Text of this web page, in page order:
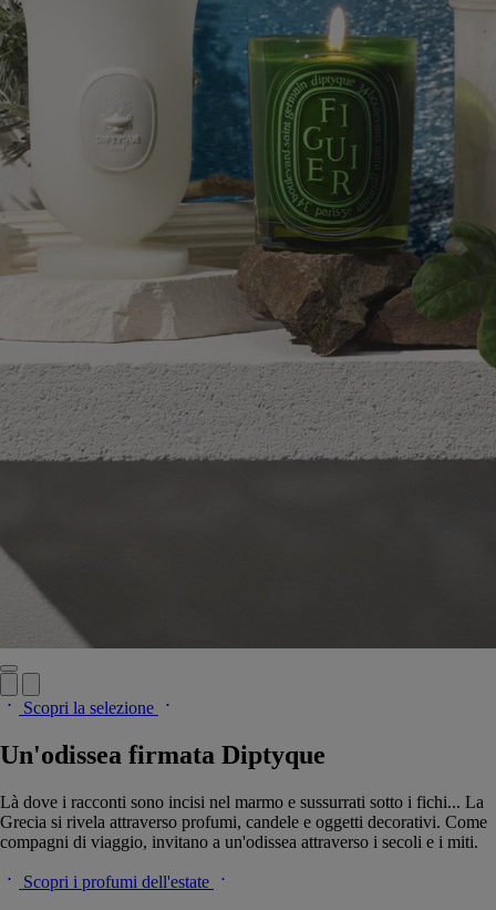
Scopri la selezione
Un'odissea firmata Diptyque
Là dove i racconti sono incisi nel marmo e sussurrati sotto i fichi... La
Grecia si rivela attraverso profumi, candele e oggetti decorativi. Come
compagni di viaggio, invitano a un'odissea attraverso i secoli e i miti.
Scopri i profumi dell'estate